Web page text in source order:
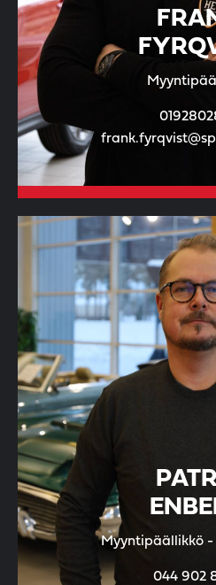
Myyntipäällikkö
044 902